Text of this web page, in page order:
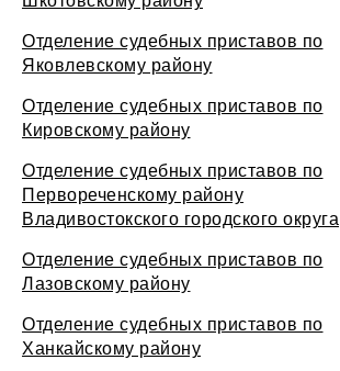
Отделение судебных приставов по
Яковлевскому району
Отделение судебных приставов по
Кировскому району
Отделение судебных приставов по
Первореченскому району
Владивостокского городского округа
Отделение судебных приставов по
Лазовскому району
Отделение судебных приставов по
Ханкайскому району